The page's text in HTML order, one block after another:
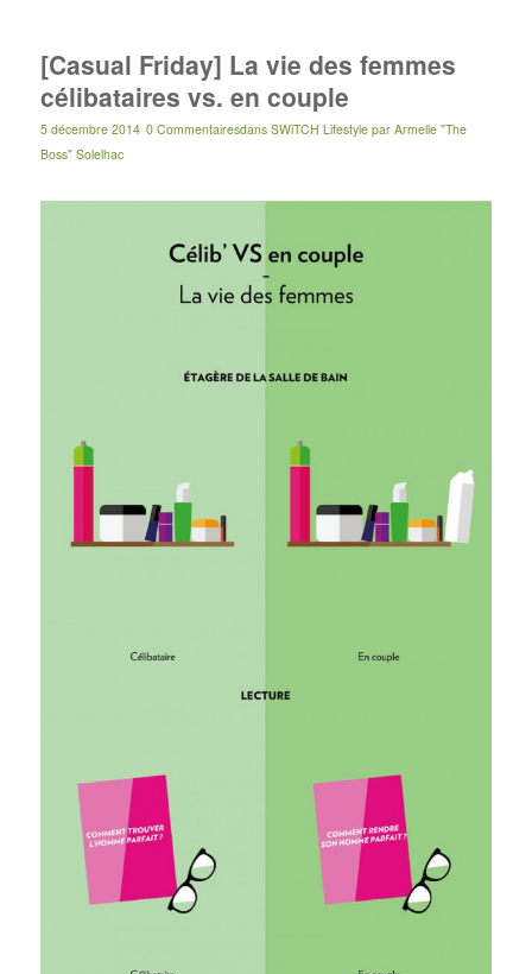
[Casual Friday] La vie des femmes
célibataires vs. en couple
5 décembre 2014 0 Commentairesdans SWiTCH Lifestyle par Armelle "The
Boss" Solelhac